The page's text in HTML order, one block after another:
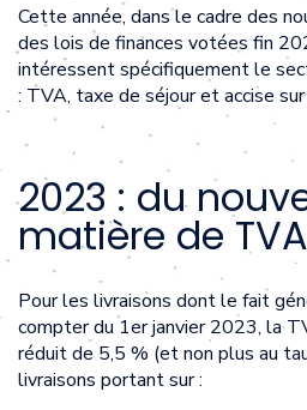
Cette année, dans le cadre des
des lois de finances votées fin
intéressent spécifiquement le
: TVA, taxe de séjour et accise
2023 : du
matière de TVA
Pour les livraisons dont le fait
compter du 1er janvier 2023, la
réduit de 5,5 % (et non plus au
livraisons portant sur :